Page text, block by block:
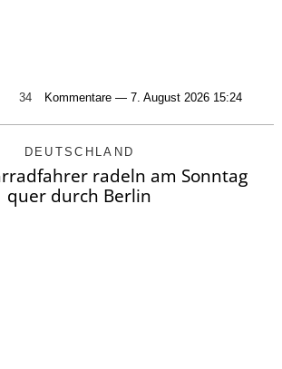
34 Kommentare — 7. August 2026 15:24
DEUTSCHLAND
radeln am Sonntag
quer durch Berlin